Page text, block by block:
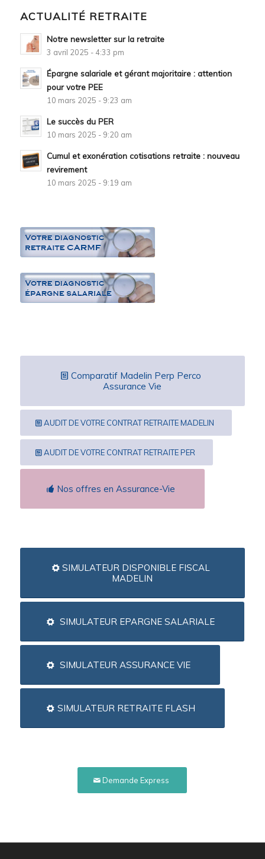
ACTUALITÉ RETRAITE
Notre newsletter sur la retraite
3 avril 2025 - 4:33 pm
Épargne salariale et gérant majoritaire : attention
pour votre PEE
10 mars 2025 - 9:23 am
Le succès du PER
10 mars 2025 - 9:20 am
Cumul et exonération cotisations retraite : nouveau
revirement
10 mars 2025 - 9:19 am
Comparatif Madelin Perp Perco
Assurance Vie
AUDIT DE VOTRE CONTRAT RETRAITE MADELIN
AUDIT DE VOTRE CONTRAT RETRAITE PER
Nos offres en Assurance-Vie
SIMULATEUR DISPONIBLE FISCAL
MADELIN
SIMULATEUR EPARGNE SALARIALE
SIMULATEUR ASSURANCE VIE
SIMULATEUR RETRAITE FLASH
Demande Express